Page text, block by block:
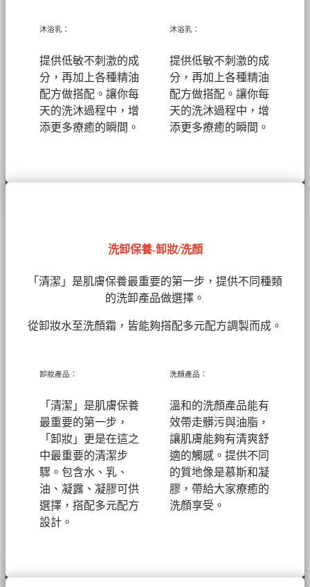
沐浴乳：
提供低敏不刺激的成
分，再加上各種精油
配方做搭配。讓你每
天的洗沐過程中，增
添更多療癒的瞬間。
沐浴乳：
提供低敏不刺激的成
分，再加上各種精油
配方做搭配。讓你每
天的洗沐過程中，增
添更多療癒的瞬間。
洗卸保養-卸妝/洗顏
「清潔」是肌膚保養最重要的第一步，提供不同種類
的洗卸產品做選擇。
從卸妝水至洗顏霜，皆能夠搭配多元配方調製而成。
卸妝產品：
「清潔」是肌膚保養
最重要的第一步，
「卸妝」更是在這之
中最重要的清潔步
驟。包含水、乳、
油、凝露、凝膠可供
選擇，搭配多元配方
設計。
洗顏產品：
溫和的洗顏產品能有
效帶走髒污與油脂，
讓肌膚能夠有清爽舒
適的觸感。提供不同
的質地像是慕斯和凝
膠，帶給大家療癒的
洗顏享受。